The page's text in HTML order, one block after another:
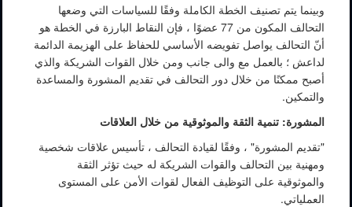
وبينما يتم تصنيف الخطة الكاملة وفقًا للسياسات التي وضعها
التحالف المكون من 77 عضوًا ، فإن النقاط البارزة في الخطة هو
أنّ التحالف يواصل تفويضه الأساسي للحفاظ على الهزيمة الدائمة
لداعش ؛ بالعمل مع والى جانب ومن خلال القوات الشريكة والذي
أصبح ممكنًا من خلال دور التحالف في تقديم المشورة والمساعدة
والتمكين.
المشورة: تنمية الثقة والموثوقية من خلال العلاقات
"تقديم المشورة" ، وفقًا لقيادة التحالف ، تأسيس علاقات شخصية
ومهنية بين التحالف والقوات الشريكة له حيث تؤثر الثقة
والموثوقية على التوظيف الفعال لقوات الأمن على المستوى
العملياتي.